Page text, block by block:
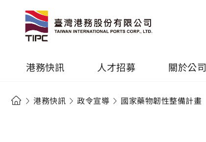
港務快訊 人才招募 關於公司
港務快訊 政令宣導 國家藥物韌性整備計畫